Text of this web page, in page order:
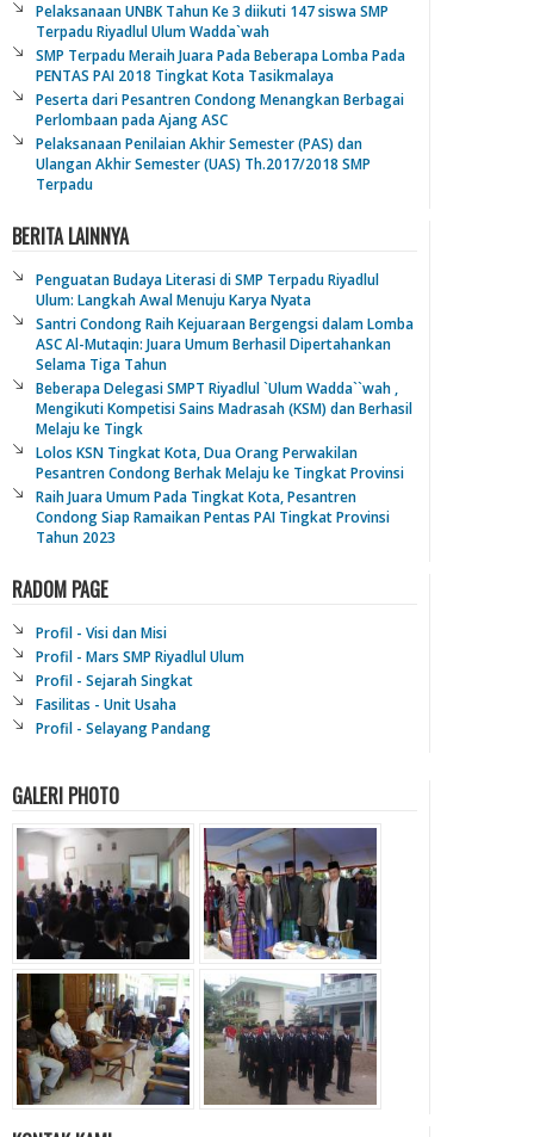
Pelaksanaan UNBK Tahun Ke 3 diikuti 147 siswa SMP
Terpadu Riyadlul Ulum Wadda`wah
SMP Terpadu Meraih Juara Pada Beberapa Lomba Pada
PENTAS PAI 2018 Tingkat Kota Tasikmalaya
Peserta dari Pesantren Condong Menangkan Berbagai
Perlombaan pada Ajang ASC
Pelaksanaan Penilaian Akhir Semester (PAS) dan
Ulangan Akhir Semester (UAS) Th.2017/2018 SMP
Terpadu
BERITA LAINNYA
Penguatan Budaya Literasi di SMP Terpadu Riyadlul
Ulum: Langkah Awal Menuju Karya Nyata
Santri Condong Raih Kejuaraan Bergengsi dalam Lomba
ASC Al-Mutaqin: Juara Umum Berhasil Dipertahankan
Selama Tiga Tahun
Beberapa Delegasi SMPT Riyadlul `Ulum Wadda``wah ,
Mengikuti Kompetisi Sains Madrasah (KSM) dan Berhasil
Melaju ke Tingk
Lolos KSN Tingkat Kota, Dua Orang Perwakilan
Pesantren Condong Berhak Melaju ke Tingkat Provinsi
Raih Juara Umum Pada Tingkat Kota, Pesantren
Condong Siap Ramaikan Pentas PAI Tingkat Provinsi
Tahun 2023
RADOM PAGE
Profil - Visi dan Misi
Profil - Mars SMP Riyadlul Ulum
Profil - Sejarah Singkat
Fasilitas - Unit Usaha
Profil - Selayang Pandang
GALERI PHOTO